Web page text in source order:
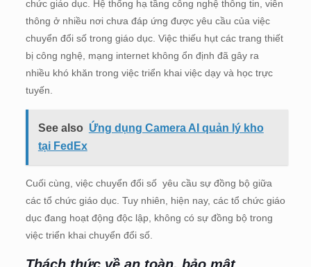
chức giáo dục. Hệ thống hạ tầng công nghệ thông tin, viễn
thông ở nhiều nơi chưa đáp ứng được yêu cầu của việc
chuyển đổi số trong giáo dục. Việc thiếu hụt các trang thiết
bị công nghệ, mạng internet không ổn định đã gây ra
nhiều khó khăn trong việc triển khai việc dạy và học trực
tuyến.
See also Ứng dụng Camera AI quản lý kho
tại FedEx
Cuối cùng, việc chuyển đổi số yêu cầu sự đồng bộ giữa
các tổ chức giáo dục. Tuy nhiên, hiện nay, các tổ chức giáo
dục đang hoạt động độc lập, không có sự đồng bộ trong
việc triển khai chuyển đổi số.